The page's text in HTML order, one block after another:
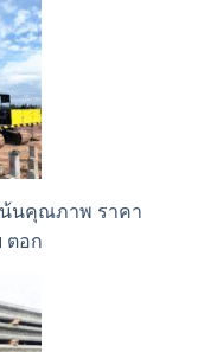
น้นคุณภาพ ราคา
ตอก